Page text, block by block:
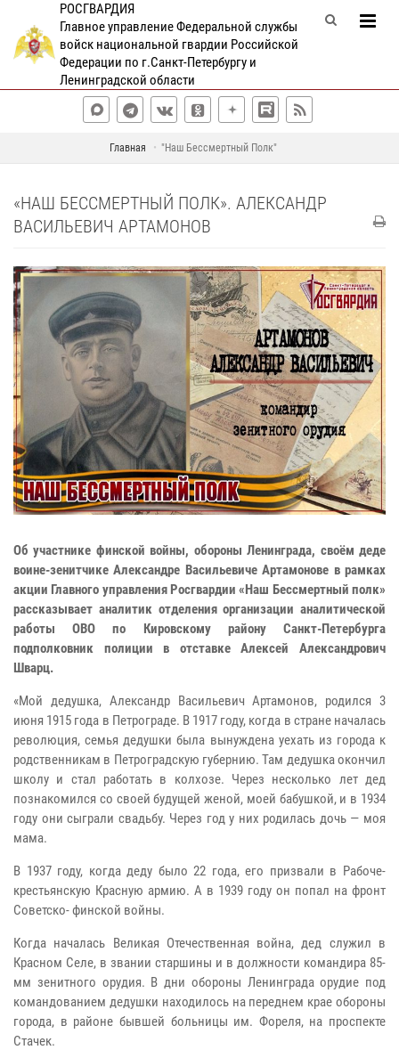
РОСГВАРДИЯ
Главное управление Федеральной службы
войск национальной гвардии Российской
Федерации по г.Санкт-Петербургу и
Ленинградской области
Главная "Наш Бессмертный Полк"
«НАШ БЕССМЕРТНЫЙ ПОЛК». АЛЕКСАНДР
ВАСИЛЬЕВИЧ АРТАМОНОВ
Об участнике финской войны, обороны Ленинграда, своём деде
воине-зенитчике Александре Васильевиче Артамонове в рамках
акции Главного управления Росгвардии «Наш Бессмертный полк»
рассказывает аналитик отделения организации аналитической
работы ОВО по Кировскому району Санкт-Петербурга
подполковник полиции в отставке Алексей Александрович
Шварц.
«Мой дедушка, Александр Васильевич Артамонов, родился 3
июня 1915 года в Петрограде. В 1917 году, когда в стране началась
революция, семья дедушки была вынуждена уехать из города к
родственникам в Петроградскую губернию. Там дедушка окончил
школу и стал работать в колхозе. Через несколько лет дед
познакомился со своей будущей женой, моей бабушкой, и в 1934
году они сыграли свадьбу. Через год у них родилась дочь — моя
мама.
В 1937 году, когда деду было 22 года, его призвали в Рабоче-
крестьянскую Красную армию. А в 1939 году он попал на фронт
Советско- финской войны.
Когда началась Великая Отечественная война, дед служил в
Красном Селе, в звании старшины и в должности командира 85-
мм зенитного орудия. В дни обороны Ленинграда орудие под
командованием дедушки находилось на переднем крае обороны
города, в районе бывшей больницы им. Фореля, на проспекте
Стачек.